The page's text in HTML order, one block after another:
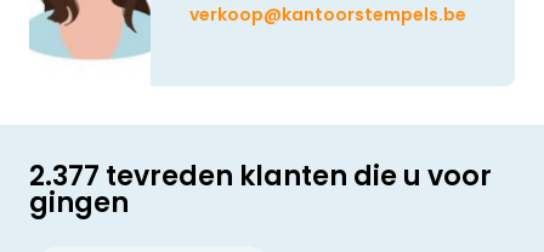
verkoop@kantoorstempels.be
2.377 tevreden klanten die u voor
gingen